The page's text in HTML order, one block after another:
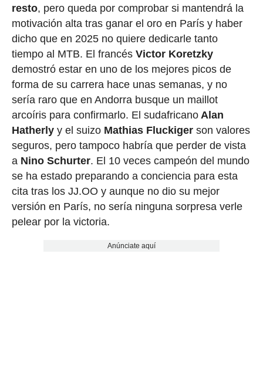
resto, pero queda por comprobar si mantendrá la
motivación alta tras ganar el oro en París y haber
dicho que en 2025 no quiere dedicarle tanto
tiempo al MTB. El francés Victor Koretzky
demostró estar en uno de los mejores picos de
forma de su carrera hace unas semanas, y no
sería raro que en Andorra busque un maillot
arcoíris para confirmarlo. El sudafricanoAlan
Hatherlyy el suizo Mathias Fluckigerson valores
seguros, pero tampoco habría que perder de vista
aNino Schurter. El 10 veces campeón del mundo
se ha estado preparando a conciencia para esta
cita tras los JJ.OO y aunque no dio su mejor
versión en París, no sería ninguna sorpresa verle
pelear por la victoria.
Anúnciate aquí